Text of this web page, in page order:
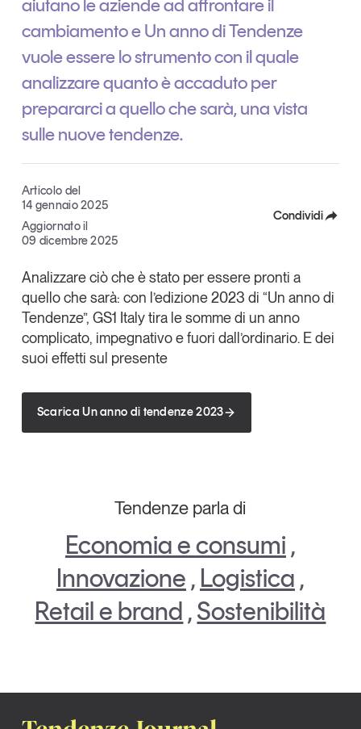
Tendenze2026
Leggi il magazine
Tendenze è il magazine di GS1 Italy che racconta in
modo indipendente il cambiamento e le sfide del largo
GS1 Italy GS1 Italy
Tendenze
aiutano le aziende ad affrontare il
cambiamento e Un anno di Tendenze
vuole essere lo strumento con il quale
analizzare quanto è accaduto per
prepararci a quello che sarà, una vista
sulle nuove tendenze.
Articolo del
14 gennaio 2025
Aggiornato il
09 dicembre 2025
Condividi
X
Linkedin
Copia Link
Analizzare ciò che è stato per essere pronti a
quello che sarà: con l’edizione 2023 di “Un anno di
Tendenze”, GS1 Italy tira le somme di un anno
complicato, impegnativo e fuori dall’ordinario. E dei
suoi effetti sul presente
Scarica Un anno di tendenze 2023
Tendenze parla di
Economia e consumi ,
Innovazione , Logistica ,
Retail e brand ,Sostenibilità